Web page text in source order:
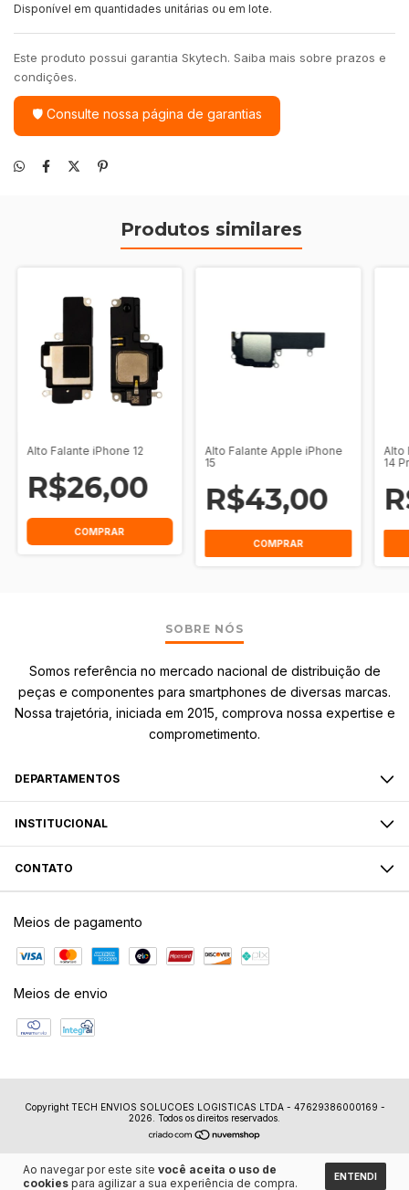
Ao navegar por este site você aceita o uso de
cookies para agilizar a sua experiência de compra. ENTENDI
Disponível em quantidades unitárias ou em lote.
Este produto possui garantia Skytech. Saiba mais sobre prazos e
condições.
🛡 Consulte nossa página de garantias
Produtos similares
Alto Falante iPhone 12
R$26,00
Alto Falante Apple iPhone
15
R$43,00
COMPRAR
Alto
14
SOBRE NÓS
Somos referência no mercado nacional de distribuição de
peças e componentes para smartphones de diversas marcas.
Nossa trajetória, iniciada em 2015, comprova nossa expertise e
comprometimento.
DEPARTAMENTOS
INSTITUCIONAL
CONTATO
Meios de pagamento
Meios de envio
Copyright TECH ENVIOS SOLUCOES LOGISTICAS LTDA - 47629386000169 -
2026. Todos os direitos reservados.